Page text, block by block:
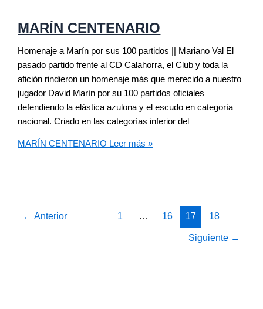
MARÍN CENTENARIO
Homenaje a Marín por sus 100 partidos || Mariano Val El
pasado partido frente al CD Calahorra, el Club y toda la
afición rindieron un homenaje más que merecido a nuestro
jugador David Marín por su 100 partidos oficiales
defendiendo la elástica azulona y el escudo en categoría
nacional. Criado en las categorías inferior del
MARÍN CENTENARIO Leer más »
← Anterior 1 … 16 17 18
Siguiente →